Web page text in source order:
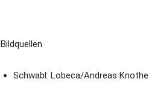
Bildquellen
Schwabl: Lobeca/Andreas Knothe